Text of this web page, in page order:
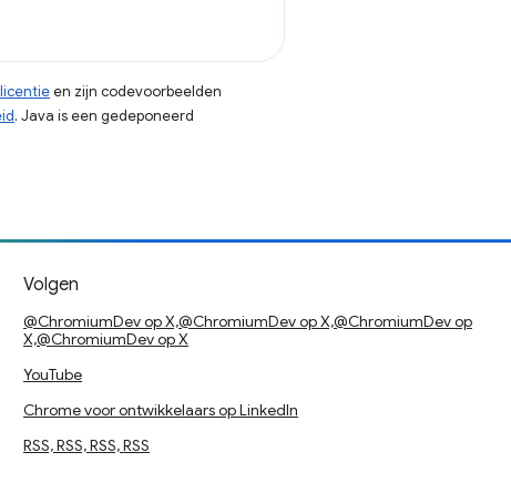
en zijn codevoorbeelden
. Java is een gedeponeerd
Volgen
@ChromiumDev op X,@ChromiumDev op X,@ChromiumDev op
X,@ChromiumDev op X
YouTube
Chrome voor ontwikkelaars op LinkedIn
RSS, RSS, RSS, RSS